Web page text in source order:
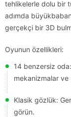
tehlikelerle dolu bir
adımda
gerçekçi bir 3D
Oyunun özellikleri:
14 benzersiz
mekanizmalar ve
Klasik gözlük:
görün.